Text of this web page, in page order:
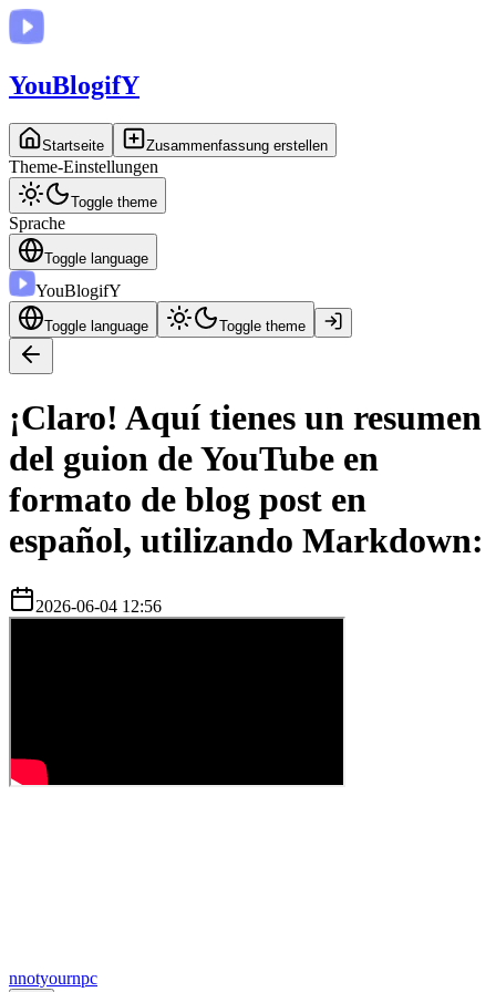
YouBlogifY
Startseite Zusammenfassung erstellen
Theme-Einstellungen
Toggle theme
Sprache
Toggle language
YouBlogifY
Toggle language Toggle theme
¡Claro! Aquí tienes un resumen
del guion de YouTube en
formato de blog post en
español, utilizando Markdown:
2026-06-04 12:56
nnotyournpc